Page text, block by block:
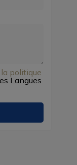
la politique
Langues